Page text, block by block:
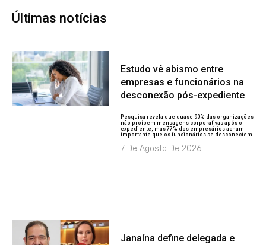
Últimas notícias
Estudo vê abismo entre
empresas e funcionários na
desconexão pós-expediente
Pesquisa revela que quase 90% das organizações
não proíbem mensagens corporativas após o
expediente, mas 77% dos empresários acham
importante que os funcionários se desconectem
7 De Agosto De 2026
Janaína define delegada e